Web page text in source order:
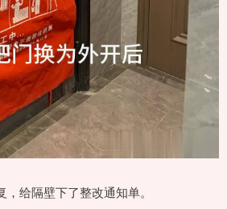
给隔壁下了整改通知单。